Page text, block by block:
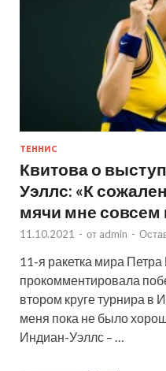
ТЕННИС
Квитова о
Уэллс: «К
мячи мне совсем
11.10.2021 - от admin -
11-я ракетка мира Петра
прокомментировала
втором круге турнира в
меня пока не было
Индиан-Уэллс – …